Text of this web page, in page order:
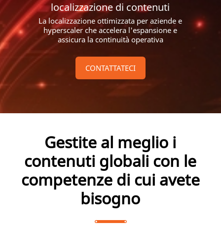
localizzazione di contenuti
La localizzazione ottimizzata per aziende e
hyperscaler che accelera l'espansione e
assicura la continuità operativa
CONTATTATECI
Gestite al meglio i
contenuti globali con le
competenze di cui avete
bisogno